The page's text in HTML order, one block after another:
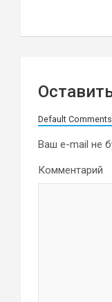
записям
Default
Ваш e-mail не
Комментарий